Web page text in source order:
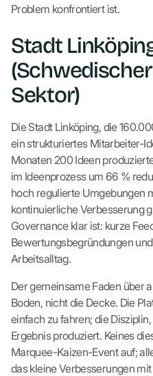
Problem konfrontiert ist.
Stadt
Sektor)
Die Stadt Linköping, die
ein strukturiertes Mitarbeiter-
Monaten 200 Ideen
im Ideenprozess um 66 %
hoch regulierte Umgebungen
kontinuierliche Verbesserung
Governance klar ist: kurze
Bewertungsbegründungen
Arbeitsalltag.
Der gemeinsame Faden über
Boden, nicht die Decke. Die
einfach zu fahren; die
Ergebnis produziert. Keines
Marquee-Kaizen-Event auf;
das kleine Verbesserungen